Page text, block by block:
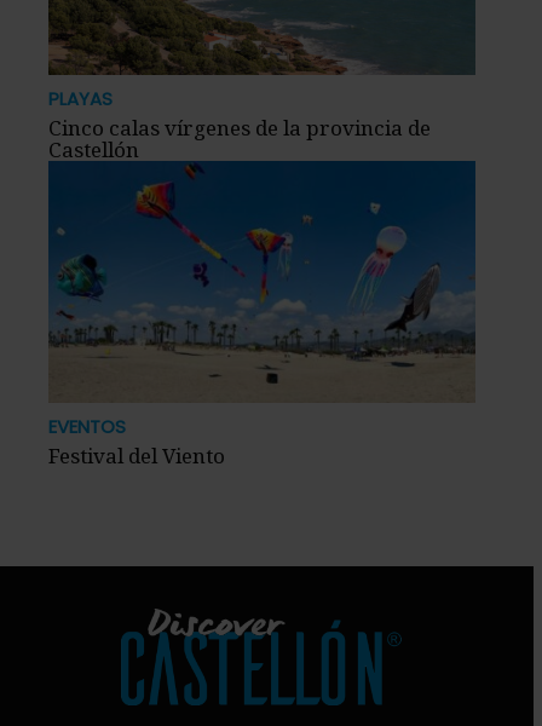
PLAYAS
Cinco calas vírgenes de la provincia de
Castellón
EVENTOS
Festival del Viento